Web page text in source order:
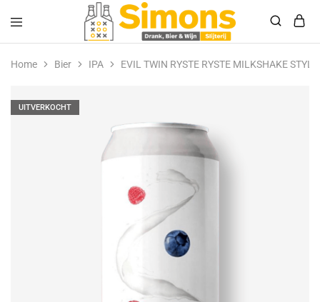
Simonsdrank.nl
Drank,
Bier
&
Home Bier IPA EVIL TWIN RYSTE RYSTE MILKSHAKE
UITVERKOCHT